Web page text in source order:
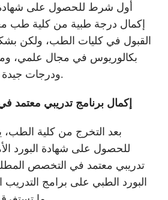
أول شرط للحصول على شهادة
إكمال درجة طبية من كلية طب
القبول في كليات الطب، ولكن
بكالوريوس في مجال علمي،
ودرجات جيدة في امتحانات القبول.
إكمال برنامج تدريبي
بعد التخرج من كلية
للحصول على شهادة البورد
تدريبي معتمد في التخصص
البورد الطبي على برامج التدريب